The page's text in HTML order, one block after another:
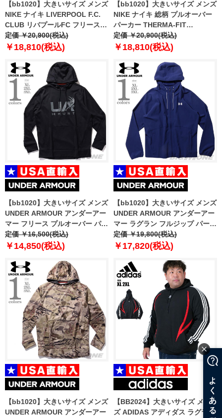
【bb1020】大きいサイズ メンズ
NIKE ナイキ LIVERPOOL F.C.
CLUB リバプールFC フリース
プルオーバー パーカー USA直輸
入 dn3119
定価 ￥20,900(税込)
￥18,810(税込)
【bb1020】大きいサイズ メンズ
NIKE ナイキ 総柄 プルオーバー
パーカー THERMA-FIT
PULLOVER FITNESS HOODIE
USA直輸入 dq4836
定価 ￥20,900(税込)
￥18,810(税込)
【bb1020】大きいサイズ メンズ
UNDER ARMOUR アンダーアー
マー フリース プルオーバー パー
カー Fleece Hunt Logo Hoodie
USA直輸入 1375114-001
定価 ￥16,500(税込)
￥14,850(税込)
【bb1020】大きいサイズ メンズ
UNDER ARMOUR アンダーアー
マー ラグラン フルジップ パーカ
ー ウィンドブレーカー USA直輸
入 1377171-468
定価 ￥19,800(税込)
￥17,820(税込)
【bb1020】大きいサイズ メンズ
UNDER ARMOUR アンダーアー
【BB2024】大きいサイズ メン
ズ ADIDAS アディダス ラグラン